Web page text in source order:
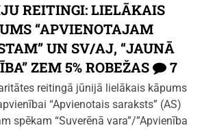
REITINGI: LIELĀKAIS
“APVIENOTAJAM
UN SV/AJ, “JAUNĀ
ZEM 5% ROBEŽAS
7
reitingā jūnijā lielākais kāpums
“Apvienotais saraksts” (AS)
spēkam “Suverēnā vara”/”Apvienība